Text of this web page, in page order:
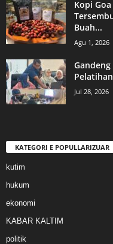
Kopi
Buah...
Agu 1, 2026
Gandeng
Jul 28, 2026
KATEGORI E POPULLARIZUAR
kutim
hukum
ekonomi
KABAR KALTIM
politik